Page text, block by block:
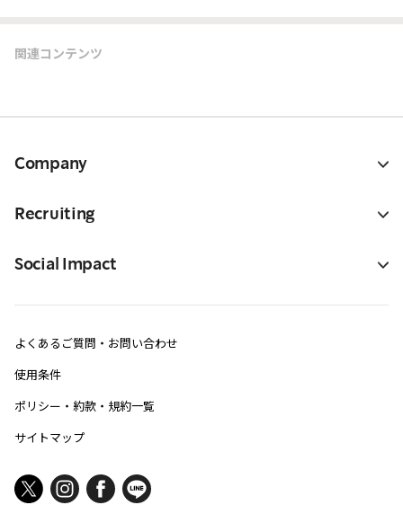
関連コンテンツ
Company
Recruiting
Social Impact
よくあるご質問・お問い合わせ
使用条件
ポリシー・約款・規約一覧
サイトマップ